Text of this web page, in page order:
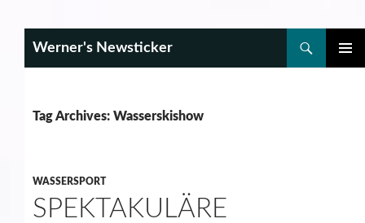
Werner's Newsticker
Tag Archives: Wasserskishow
WASSERSPORT
SPEKTAKULÄRE